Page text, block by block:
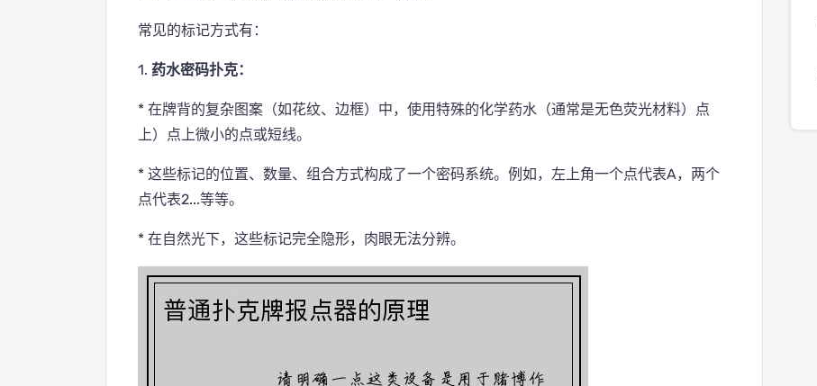
常见的标记方式有：
1. 药水密码扑克：
* 在牌背的复杂图案（如花纹、边框）中，使用特殊的化学药水（通常是无色荧光材料）点
上）点上微小的点或短线。
* 这些标记的位置、数量、组合方式构成了一个密码系统。例如，左上角一个点代表A，两个
点代表2...等等。
* 在自然光下，这些标记完全隐形，肉眼无法分辨。